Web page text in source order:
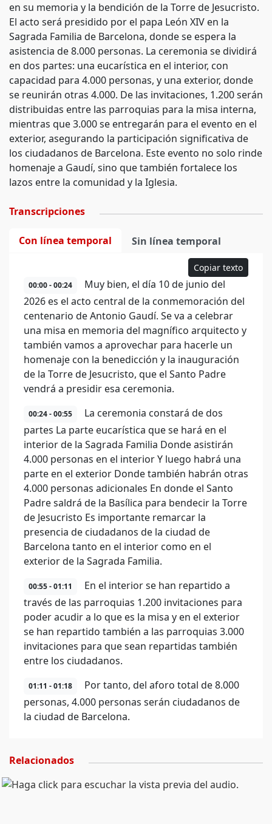
en su memoria y la bendición de la Torre de Jesucristo.
El acto será presidido por el papa León XIV en la
Sagrada Familia de Barcelona, donde se espera la
asistencia de 8.000 personas. La ceremonia se dividirá
en dos partes: una eucarística en el interior, con
capacidad para 4.000 personas, y una exterior, donde
se reunirán otras 4.000. De las invitaciones, 1.200 serán
distribuidas entre las parroquias para la misa interna,
mientras que 3.000 se entregarán para el evento en el
exterior, asegurando la participación significativa de
los ciudadanos de Barcelona. Este evento no solo rinde
homenaje a Gaudí, sino que también fortalece los
lazos entre la comunidad y la Iglesia.
Transcripciones
Con línea temporal Sin línea temporal
Copiar texto
00:00 - 00:24
Muy bien, el día 10 de junio del
2026 es el acto central de la conmemoración del
centenario de Antonio Gaudí. Se va a celebrar
una misa en memoria del magnífico arquitecto y
también vamos a aprovechar para hacerle un
homenaje con la benedicción y la inauguración
de la Torre de Jesucristo, que el Santo Padre
vendrá a presidir esa ceremonia.
00:24 - 00:55
La ceremonia constará de dos
partes La parte eucarística que se hará en el
interior de la Sagrada Familia Donde asistirán
4.000 personas en el interior Y luego habrá una
parte en el exterior Donde también habrán otras
4.000 personas adicionales En donde el Santo
Padre saldrá de la Basílica para bendecir la Torre
de Jesucristo Es importante remarcar la
presencia de ciudadanos de la ciudad de
Barcelona tanto en el interior como en el
exterior de la Sagrada Familia.
00:55 - 01:11
En el interior se han repartido a
través de las parroquias 1.200 invitaciones para
poder acudir a lo que es la misa y en el exterior
se han repartido también a las parroquias 3.000
invitaciones para que sean repartidas también
entre los ciudadanos.
01:11 - 01:18
Por tanto, del aforo total de 8.000
personas, 4.000 personas serán ciudadanos de
la ciudad de Barcelona.
Relacionados